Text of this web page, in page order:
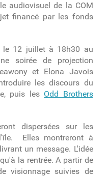
audiovisuel de la COM
financé par les fonds
le 12 juillet à 18h30 au
soirée de projection
et Elona Javois
les discours du
puis les Odd Brothers
dispersées sur les
Elles montreront à
un message. L'idée
la rentrée. A partir de
visionnage suivies de